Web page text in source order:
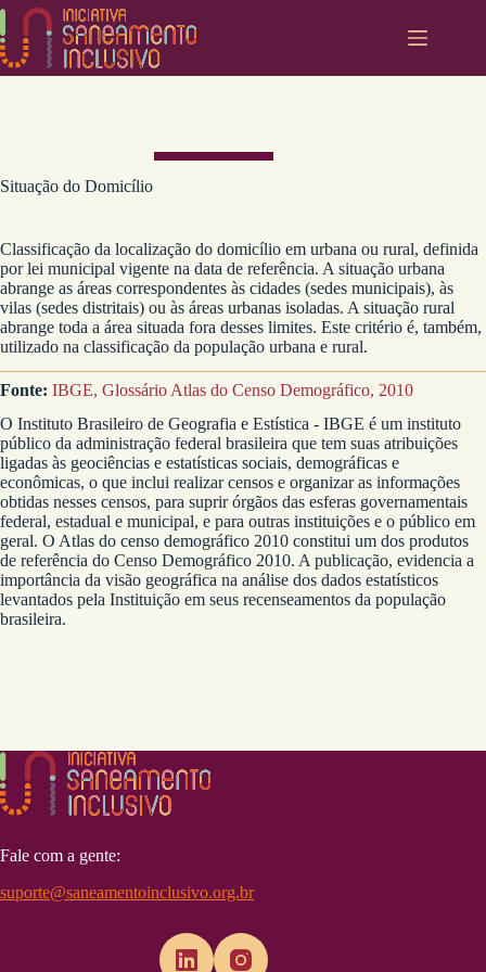
Pular
o
conteúdo
Situação do Domicílio
Classificação da localização do domicílio em urbana ou rural, definida
por lei municipal vigente na data de referência. A situação urbana
abrange as áreas correspondentes às cidades (sedes municipais), às
vilas (sedes distritais) ou às áreas urbanas isoladas. A situação rural
abrange toda a área situada fora desses limites. Este critério é, também,
utilizado na classificação da população urbana e rural.
Fonte: IBGE, Glossário Atlas do Censo Demográfico, 2010
O Instituto Brasileiro de Geografia e Estística - IBGE é um instituto
público da administração federal brasileira que tem suas atribuições
ligadas às geociências e estatísticas sociais, demográficas e
econômicas, o que inclui realizar censos e organizar as informações
obtidas nesses censos, para suprir órgãos das esferas governamentais
federal, estadual e municipal, e para outras instituições e o público em
geral. O Atlas do censo demográfico 2010 constitui um dos produtos
de referência do Censo Demográfico 2010. A publicação, evidencia a
importância da visão geográfica na análise dos dados estatísticos
levantados pela Instituição em seus recenseamentos da população
brasileira.
Fale com a gente:
suporte@saneamentoinclusivo.org.br